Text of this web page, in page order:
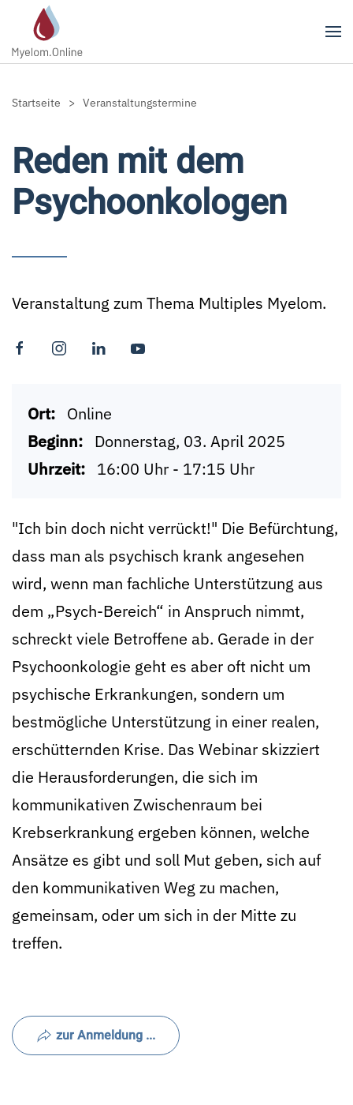
Zum Hauptinhalt springen
Startseite Veranstaltungstermine
Reden mit dem
Psychoonkologen
Veranstaltung zum Thema Multiples Myelom.
Ort: Online
Beginn: Donnerstag, 03. April 2025
Uhrzeit: 16:00 Uhr - 17:15 Uhr
"Ich bin doch nicht verrückt!" Die Befürchtung,
dass man als psychisch krank angesehen
wird, wenn man fachliche Unterstützung aus
dem „Psych-Bereich“ in Anspruch nimmt,
schreckt viele Betroffene ab. Gerade in der
Psychoonkologie geht es aber oft nicht um
psychische Erkrankungen, sondern um
bestmögliche Unterstützung in einer realen,
erschütternden Krise. Das Webinar skizziert
die Herausforderungen, die sich im
kommunikativen Zwischenraum bei
Krebserkrankung ergeben können, welche
Ansätze es gibt und soll Mut geben, sich auf
den kommunikativen Weg zu machen,
gemeinsam, oder um sich in der Mitte zu
treffen.
zur Anmeldung ...